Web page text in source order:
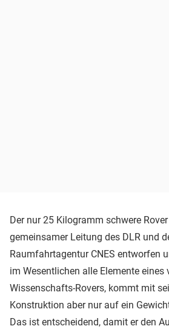
Der nur 25 Kilogramm schwere
gemeinsamer Leitung des DLR und
Raumfahrtagentur CNES entworfen
im Wesentlichen alle Elemente eines
Wissenschafts-Rovers, kommt mit
Konstruktion aber nur auf ein
Das ist entscheidend, damit er den